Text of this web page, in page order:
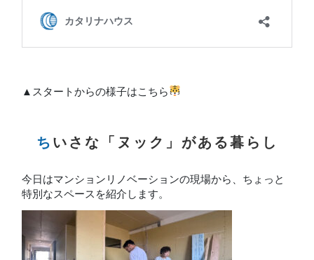
▲スタートからの様子はこちら
ちいさな「ヌック」がある暮らし
今日はマンションリノベーションの現場から、ちょっと
特別なスペースを紹介します。